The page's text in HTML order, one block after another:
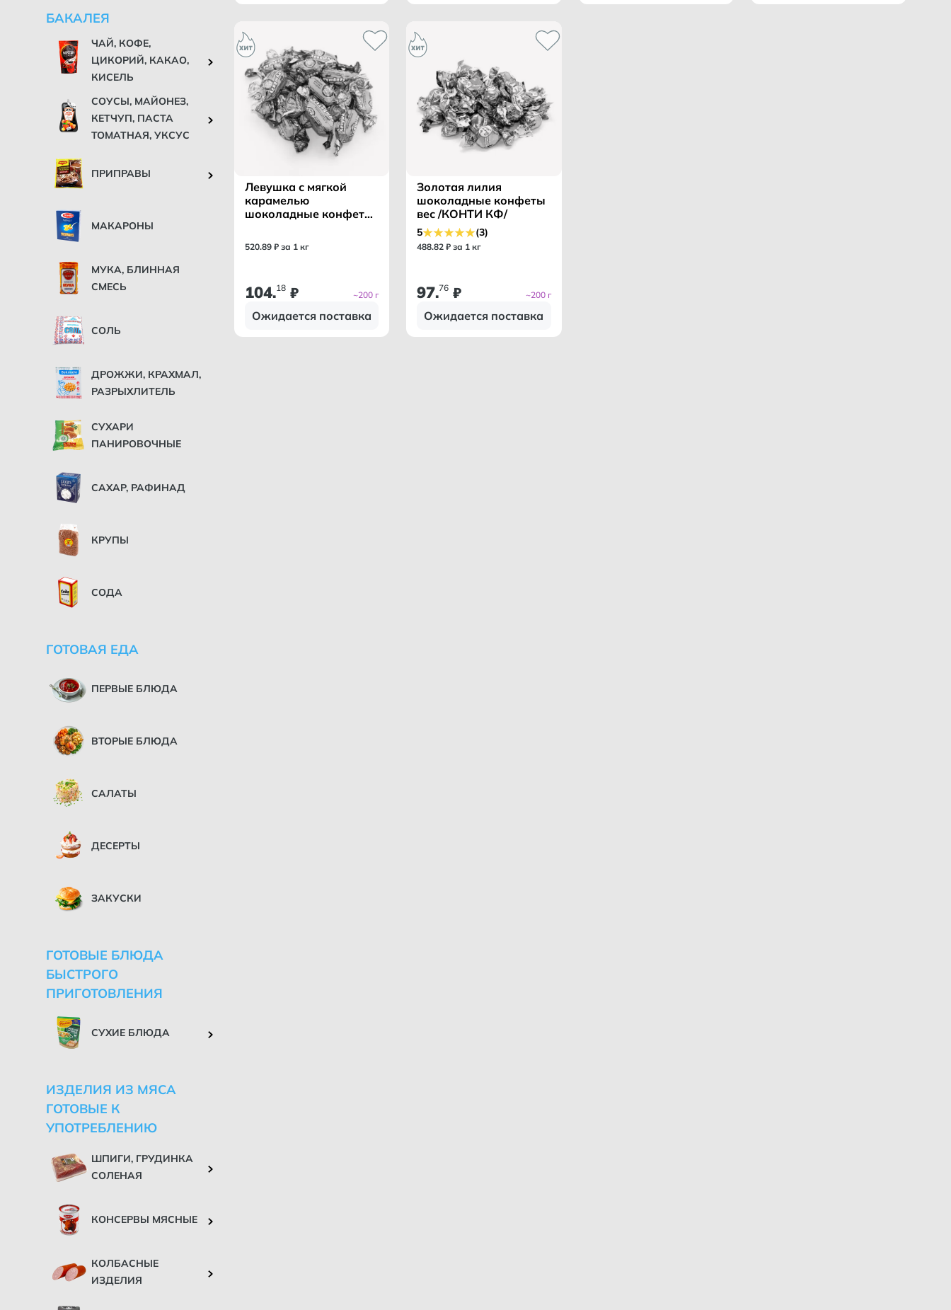
БАКАЛЕЯ
ЧАЙ, КОФЕ,
ЦИКОРИЙ, КАКАО,
КИСЕЛЬ
СОУСЫ, МАЙОНЕЗ,
КЕТЧУП, ПАСТА
ТОМАТНАЯ, УКСУС
ПРИПРАВЫ
МАКАРОНЫ
МУКА, БЛИННАЯ
СМЕСЬ
СОЛЬ
ДРОЖЖИ, КРАХМАЛ,
РАЗРЫХЛИТЕЛЬ
СУХАРИ
ПАНИРОВОЧНЫЕ
САХАР, РАФИНАД
КРУПЫ
СОДА
ГОТОВАЯ ЕДА
ПЕРВЫЕ БЛЮДА
ВТОРЫЕ БЛЮДА
САЛАТЫ
ДЕСЕРТЫ
ЗАКУСКИ
ГОТОВЫЕ БЛЮДА
БЫСТРОГО
ПРИГОТОВЛЕНИЯ
СУХИЕ БЛЮДА
ИЗДЕЛИЯ ИЗ МЯСА
ГОТОВЫЕ К
УПОТРЕБЛЕНИЮ
ШПИГИ, ГРУДИНКА
СОЛЕНАЯ
КОНСЕРВЫ МЯСНЫЕ
КОЛБАСНЫЕ
ИЗДЕЛИЯ
Левушка с мягкой
карамелью
шоколадные конфеты
520.89 ₽ за 1 кг
104.18₽ ~200 г
Ожидается поставка
Золотая лилия
шоколадные конфеты
вес /КОНТИ КФ/
5 (3)
488.82 ₽ за 1 кг
97.76 ₽ ~200 г
Ожидается поставка